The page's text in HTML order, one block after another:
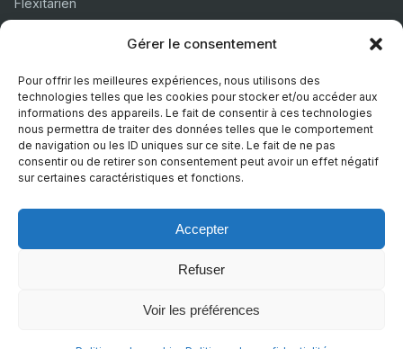
Gérer le consentement
Pour offrir les meilleures expériences, nous utilisons des
technologies telles que les cookies pour stocker et/ou accéder aux
informations des appareils. Le fait de consentir à ces technologies
nous permettra de traiter des données telles que le comportement
de navigation ou les ID uniques sur ce site. Le fait de ne pas
consentir ou de retirer son consentement peut avoir un effet négatif
sur certaines caractéristiques et fonctions.
Accepter
Refuser
Voir les préférences
Végétarien
À propos
Mentions légales
Politique de confidentialité